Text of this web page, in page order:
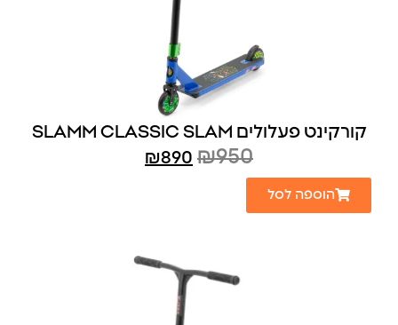
קורקינט פעלולים SLAMM CLASSIC SLAM
₪950
₪890
הוספה לסל